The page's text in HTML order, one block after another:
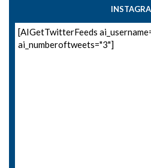
[AIGetTwitterFeeds
ai_numberoftweets="3"]